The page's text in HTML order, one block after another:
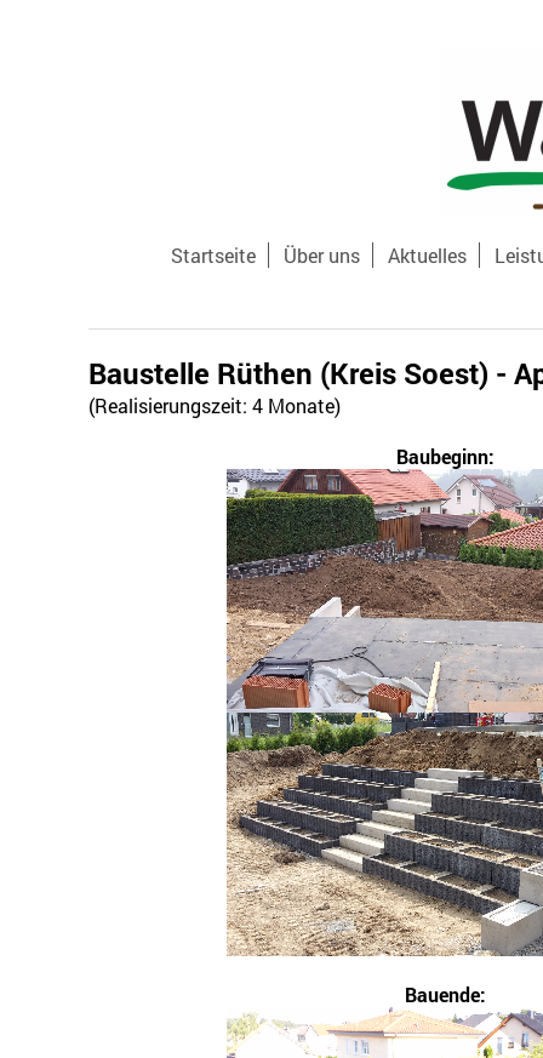
Startseite Über uns Aktuelles
Baustelle Rüthen (Kreis Soest) -
(Realisierungszeit: 4 Monate)
Baubeginn:
Bauende: